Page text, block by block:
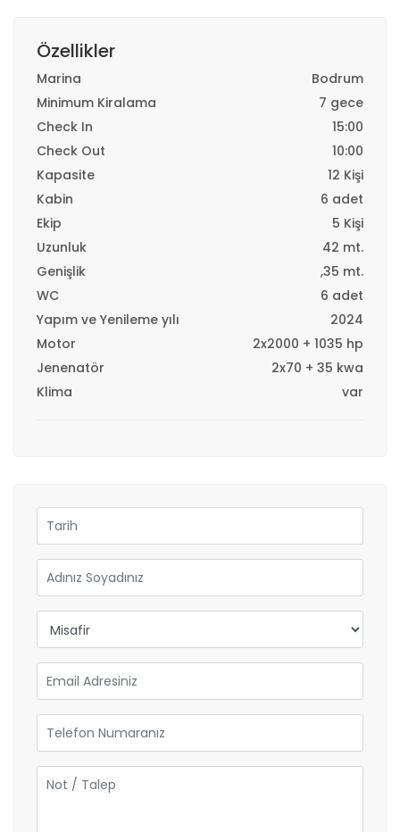
Özellikler
Marina
Bodrum
Minimum Kiralama
7 gece
Check In
15:00
Check Out
10:00
Kapasite
12 Kişi
Kabin
6 adet
Ekip
5 Kişi
Uzunluk
42 mt.
Genişlik
,35 mt.
WC
6 adet
Yapım ve Yenileme yılı
2024
Motor
2x2000 + 1035 hp
Jenenatör
2x70 + 35 kwa
Klima
var